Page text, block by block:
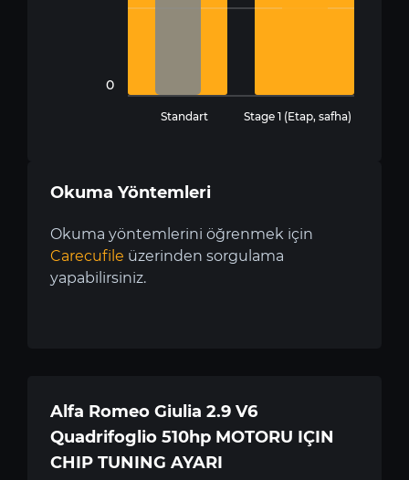
0
Standart Stage 1 (Etap, safha)
Okuma Yöntemleri
Okuma yöntemlerini öğrenmek için
Carecufile üzerinden sorgulama
yapabilirsiniz.
Alfa Romeo Giulia 2.9 V6
Quadrifoglio 510hp MOTORU IÇIN
CHIP TUNING AYARI